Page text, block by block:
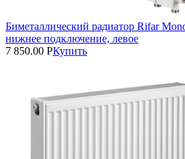
Биметаллический радиатор Rifar
нижнее подключение, левое
7 850.00 РКупить